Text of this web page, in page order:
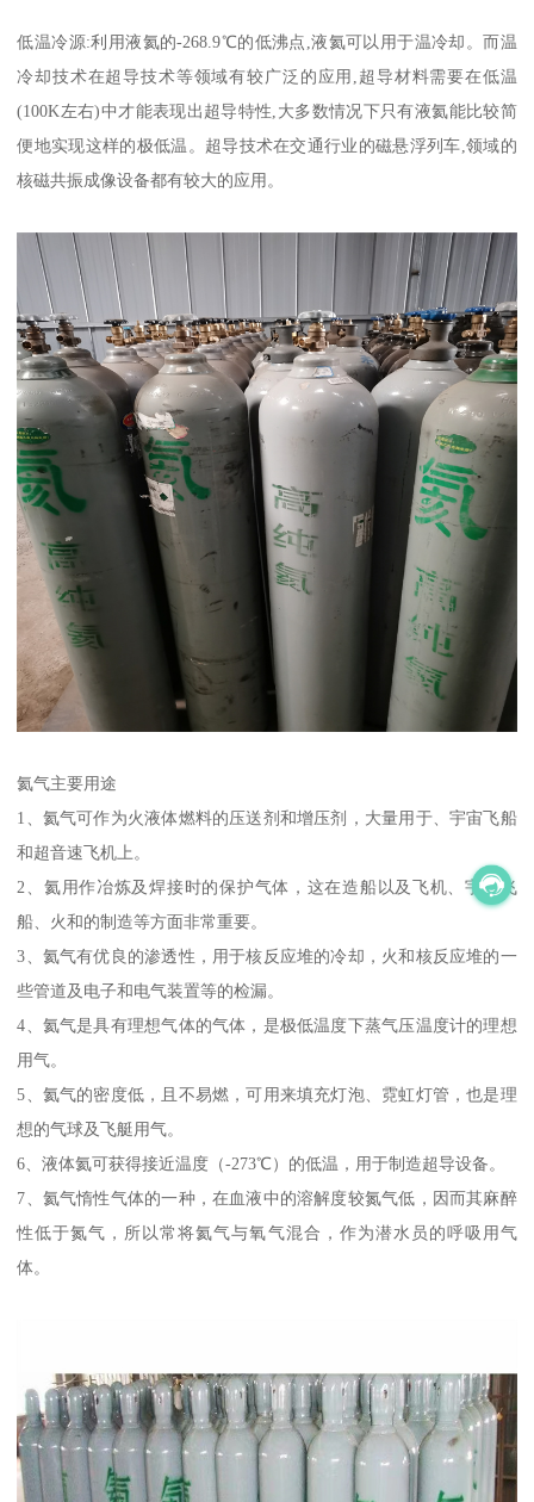
低温冷源:利用液氦的-268.9℃的低沸点,液氦可以用于温冷却。而温
冷却技术在超导技术等领域有较广泛的应用,超导材料需要在低温
(100K左右)中才能表现出超导特性,大多数情况下只有液氦能比较简
便地实现这样的极低温。超导技术在交通行业的磁悬浮列车,领域的
核磁共振成像设备都有较大的应用。
氦气主要用途
1、氦气可作为火液体燃料的压送剂和增压剂，大量用于、宇宙飞船
和超音速飞机上。
2、氦用作冶炼及焊接时的保护气体，这在造船以及飞机、宇宙飞
船、火和的制造等方面非常重要。
3、氦气有优良的渗透性，用于核反应堆的冷却，火和核反应堆的一
些管道及电子和电气装置等的检漏。
4、氦气是具有理想气体的气体，是极低温度下蒸气压温度计的理想
用气。
5、氦气的密度低，且不易燃，可用来填充灯泡、霓虹灯管，也是理
想的气球及飞艇用气。
6、液体氦可获得接近温度（-273℃）的低温，用于制造超导设备。
7、氦气惰性气体的一种，在血液中的溶解度较氮气低，因而其麻醉
性低于氮气，所以常将氦气与氧气混合，作为潜水员的呼吸用气
体。